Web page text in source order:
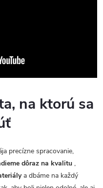
na ktorú sa
precízne spracovanie,
dôraz na kvalitu ,
a dbáme na každý